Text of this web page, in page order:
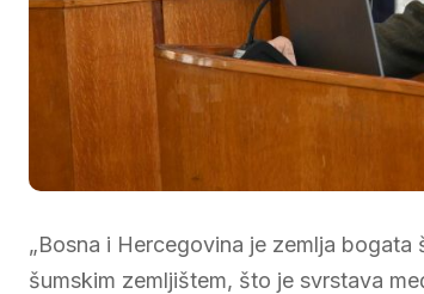
„Bosna i Hercegovina je zemlja
šumskim zemljištem, što je svrstava